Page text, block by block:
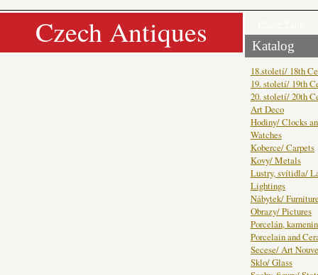
Czech Antiques Katalog
18.století/ 18th
19. století/ 19th
20. století/ 20th
Art Deco
Hodiny/ Clocks
Watches
Koberce/ Carpets
Kovy/ Metals
Lustry, svítidla/
Lightings
Nábytek/
Obrazy/ Pictures
Porcelán,
Porcelain and
Secese/ Art
Sklo/ Glass